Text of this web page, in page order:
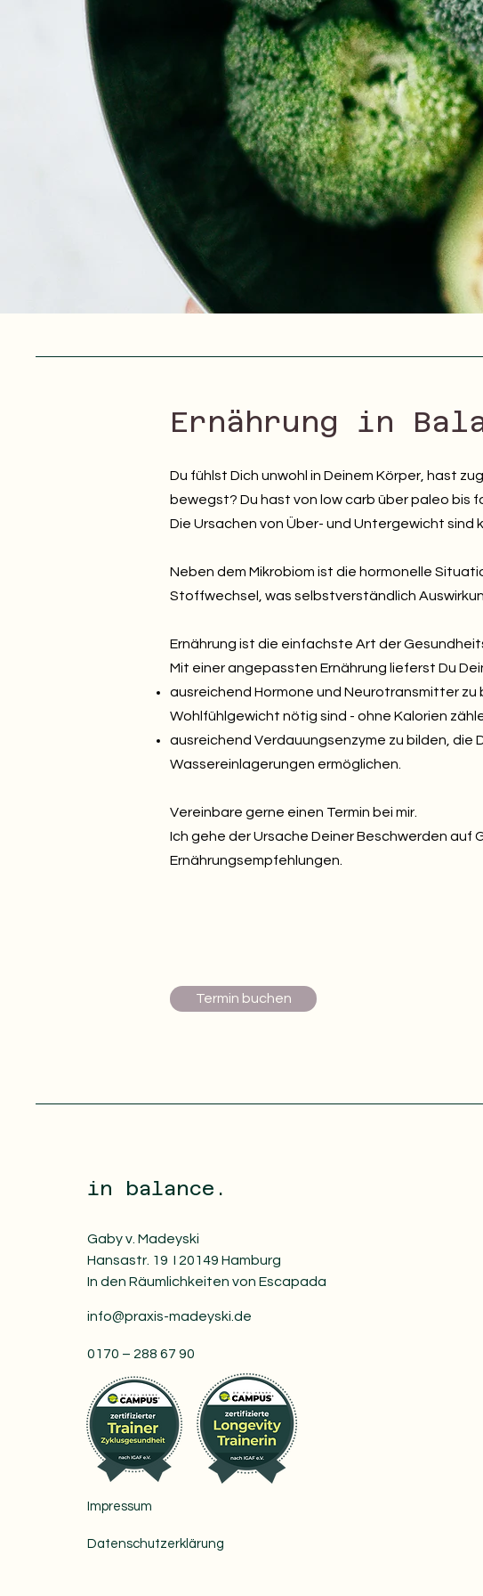
Ernährung in
Du fühlst Dich unwohl in Deinem Körper, hast
bewegst? Du hast von low carb über paleo bis
Die Ursachen von Über- und Untergewicht sind
Neben dem Mikrobiom ist die hormonelle
Stoffwechsel, was selbstverständlich
Ernährung ist die einfachste Art der
Mit einer angepassten Ernährung lieferst Du
ausreichend Hormone und Neurotransmitter
Wohlfühlgewicht nötig sind - ohne Kalorien
ausreichend Verdauungsenzyme zu bilden, die
Wassereinlagerungen ermöglichen.
Vereinbare gerne einen Termin bei mir.
Ich gehe der Ursache Deiner Beschwerden auf
Ernährungsempfehlungen.
Termin buchen
in balance.
Gaby v. Madeyski
Hansastr. 19 I 20149 Hamburg
In den Räumlichkeiten von Escapada
info@praxis-madeyski.de
0170 – 288 67 90
Impressum
Datenschutzerklärung